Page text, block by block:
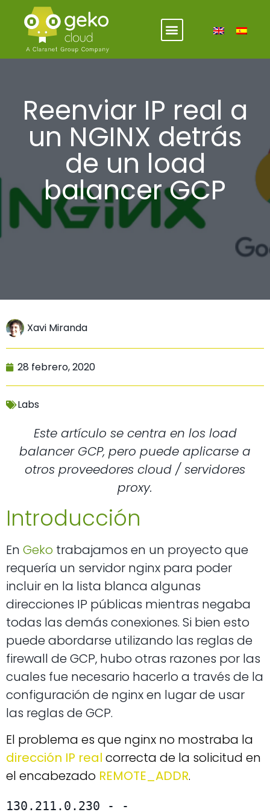
Reenviar IP real a
un NGINX detrás
de un load
balancer GCP
Xavi Miranda
28 febrero, 2020
Labs
Este artículo se centra en los load
balancer GCP, pero puede aplicarse a
otros proveedores cloud / servidores
proxy.
Introducción
En Geko trabajamos en un proyecto que
requería un servidor nginx para poder
incluir en la lista blanca algunas
direcciones IP públicas mientras negaba
todas las demás conexiones. Si bien esto
puede abordarse utilizando las reglas de
firewall de GCP, hubo otras razones por las
cuales fue necesario hacerlo a través de la
configuración de nginx en lugar de usar
las reglas de GCP.
El problema es que nginx no mostraba la
dirección IP real correcta de la solicitud en
el encabezado REMOTE_ADDR.
130.211.0.230 - -